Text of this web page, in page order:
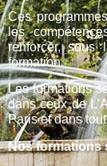
Ces
les
renforcer,
formation.
Les formations
dans ceux de
Paris et dans
Nos formations